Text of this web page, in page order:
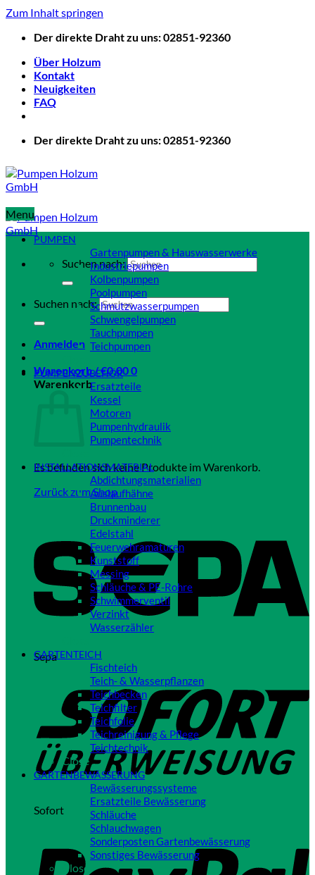
Zum Inhalt springen
Der direkte Draht zu uns: 02851-92360
Über Holzum
Kontakt
Neuigkeiten
FAQ
Der direkte Draht zu uns: 02851-92360
Suchen nach:
Suchen nach:
Anmelden
Warenkorb /€0,000
Warenkorb
Es befinden sich keine Produkte im Warenkorb.
Zurück zum Shop
Sepa
Sofort
Menu
PUMPEN
Gartenpumpen & Hauswasserwerke
Industriepumpen
Kolbenpumpen
Poolpumpen
Schmutzwasserpumpen
Schwengelpumpen
Tauchpumpen
Teichpumpen
PUMPENZUBEHÖR
Ersatzteile
Kessel
Motoren
Pumpenhydraulik
Pumpentechnik
INSTALLATIONSMATERIAL
Abdichtungsmaterialien
Auslaufhähne
Brunnenbau
Druckminderer
Edelstahl
Feuerwehramaturen
Kunststoff
Messing
Schläuche & PE-Rohre
Schwimmerventil
Verzinkt
Wasserzähler
GARTENTEICH
Fischteich
Teich- & Wasserpflanzen
Teichbecken
Teichfilter
Teichfolie
Teichreinigung & Pflege
Teichtechnik
Close
GARTENBEWÄSSERUNG
Bewässerungssysteme
Ersatzteile Bewässerung
Schläuche
Schlauchwagen
Sonderposten Gartenbewässerung
Sonstiges Bewässerung
Close